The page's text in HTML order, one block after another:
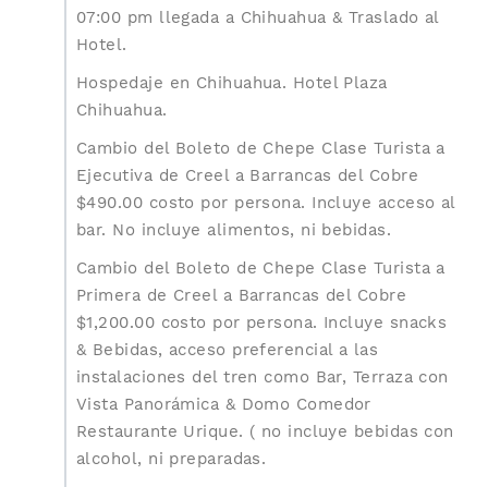
07:00 pm llegada a Chihuahua & Traslado al
Hotel.
Hospedaje en Chihuahua. Hotel Plaza
Chihuahua.
Cambio del Boleto de Chepe Clase Turista a
Ejecutiva de Creel a Barrancas del Cobre
$490.00 costo por persona. Incluye acceso al
bar. No incluye alimentos, ni bebidas.
Cambio del Boleto de Chepe Clase Turista a
Primera de Creel a Barrancas del Cobre
$1,200.00 costo por persona. Incluye snacks
& Bebidas, acceso preferencial a las
instalaciones del tren como Bar, Terraza con
Vista Panorámica & Domo Comedor
Restaurante Urique. ( no incluye bebidas con
alcohol, ni preparadas.